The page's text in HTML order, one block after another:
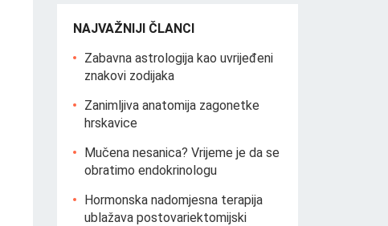
NAJVAŽNIJI ČLANCI
Zabavna astrologija kao uvrijeđeni
znakovi zodijaka
Zanimljiva anatomija zagonetke
hrskavice
Mučena nesanica? Vrijeme je da se
obratimo endokrinologu
Hormonska nadomjesna terapija
ublažava postovariektomijski